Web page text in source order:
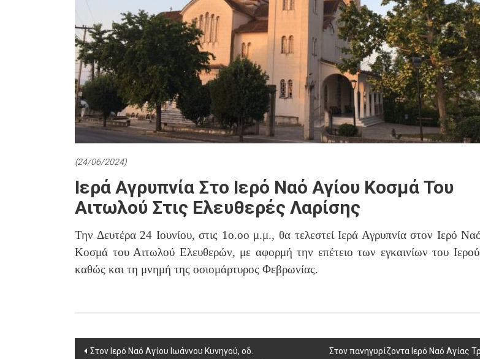
(24/06/2024)
Ιερά Αγρυπνία Στο Ιερό Ναό Αγίου Κοσμά Του
Αιτωλού Στις Ελευθερές Λαρίσης
Την Δευτέρα 24 Ιουνίου, στις 1ο.οο μ.μ., θα τελεστεί Ιερά Αγρυπνία στον Ιερό
Κοσμά του Αιτωλού Ελευθερών, με αφορμή την επέτειο των εγκαινίων του
καθώς και τη μνημή της οσιομάρτυρος Φεβρωνίας.
Post
Στον Ιερό Ναό Αγίου Ιωάννου Κυνηγού, οδ.
Στον πανηγυρίζοντα Ιερό Ναό Αγίας